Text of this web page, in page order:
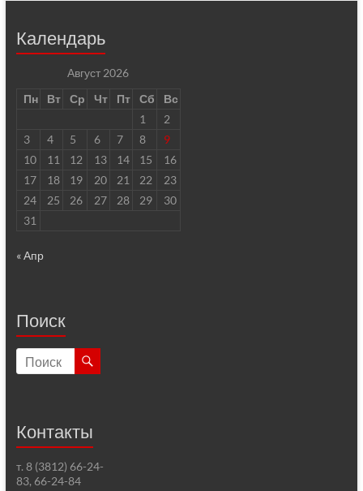
Календарь
Август 2026
Пн
Вт Ср Чт Пт Сб
Вс
1
2
3
4 5 6 7 8
9
10
11 12 13 14 15
16
17
18 19 20 21 22
23
24
25 26 27 28 29
30
31
« Апр
Поиск
Контакты
т. 8 (3812) 66-24-
83, 66-24-84